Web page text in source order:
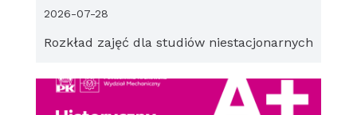
Rozkład zajęć dla studiów niestacjonarnych
2026-07-28